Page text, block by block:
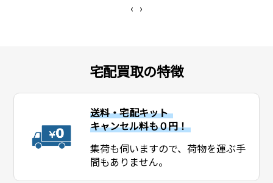
‹ ›
宅配買取の特徴
送料・宅配キット
キャンセル料も０円！
集荷も伺いますので、荷物を運ぶ手
間もありません。